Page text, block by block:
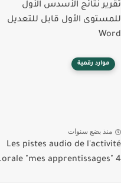
تقرير نتائج الأسدس الأول
للمستوى الأول قابل للتعديل
Word
موارد رقمية
منذ بضع سنوات
Les pistes audio de l'activité
orale "mes apprentissages" 4...